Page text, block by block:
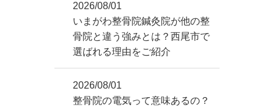
2026/08/01
いまがわ整骨院鍼灸院が他の整
骨院と違う強みとは？西尾市で
選ばれる理由をご紹介
2026/08/01
整骨院の電気って意味あるの？